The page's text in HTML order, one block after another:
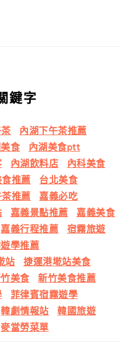
鍵字
內湖下午茶推薦
食
內湖美食ptt
內湖飲料店
內科美食
推薦
台北美食
推薦
嘉義必吃
嘉義景點推薦
嘉義美食
嘉義行程推薦
宿霧旅遊
學推薦
站
捷運港墘站美食
美食
新竹美食推薦
菲律賓宿霧遊學
韓劇情報站
韓國旅遊
麥當勞菜單